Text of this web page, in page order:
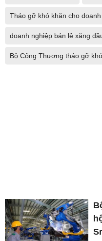
Tháo gỡ khó khăn cho
doanh nghiệp bán lẻ xăng
Bộ Công Thương tháo gỡ